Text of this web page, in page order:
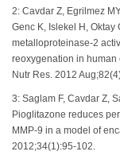
2: Cavdar Z, Egrilmez
Genc K, Islekel H, Oktay
metalloproteinase-2
reoxygenation in human
Nutr Res. 2012
3: Saglam F, Cavdar Z,
Pioglitazone reduces
MMP-9 in a model of
2012;34(1):95-102.